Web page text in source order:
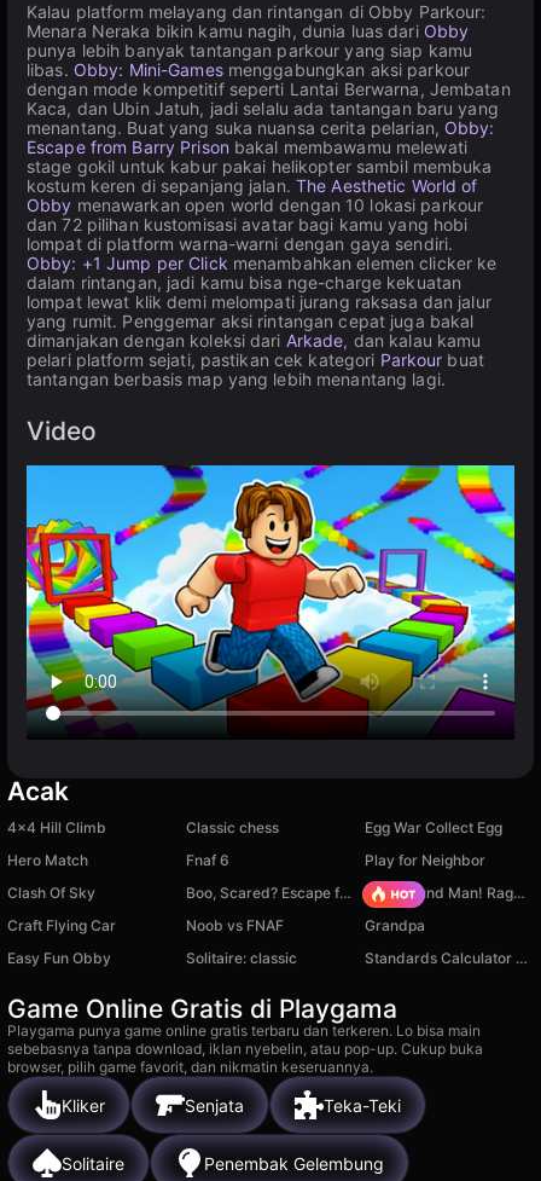
Kalau platform melayang dan rintangan di Obby Parkour:
Menara Neraka bikin kamu nagih, dunia luas dari Obby
punya lebih banyak tantangan parkour yang siap kamu
libas. Obby: Mini-Gamesmenggabungkan aksi parkour
dengan mode kompetitif seperti Lantai Berwarna, Jembatan
Kaca, dan Ubin Jatuh, jadi selalu ada tantangan baru yang
menantang. Buat yang suka nuansa cerita pelarian, Obby:
Escape from Barry Prison bakal membawamu melewati
stage gokil untuk kabur pakai helikopter sambil membuka
kostum keren di sepanjang jalan. The Aesthetic World of
Obby menawarkan open world dengan 10 lokasi parkour
dan 72 pilihan kustomisasi avatar bagi kamu yang hobi
lompat di platform warna-warni dengan gaya sendiri.
Obby: +1 Jump per Click menambahkan elemen clicker ke
dalam rintangan, jadi kamu bisa nge-charge kekuatan
lompat lewat klik demi melompati jurang raksasa dan jalur
yang rumit. Penggemar aksi rintangan cepat juga bakal
dimanjakan dengan koleksi dari Arkade, dan kalau kamu
pelari platform sejati, pastikan cek kategori Parkour buat
tantangan berbasis map yang lebih menantang lagi.
Video
Acak
4x4 Hill Climb Classic chess
Egg War Collect Egg
Hero Match
Fnaf 6
Play for Neighbor
Clash Of Sky
Boo, Scared? Escape from Backrooms
Playground Man! Ragdoll Show!
Craft Flying Car
Noob vs FNAF
Grandpa
Easy Fun Obby
Solitaire: classic Standards Calculator Quiz
Game Online Gratis di Playgama
Playgama punya game online gratis terbaru dan terkeren. Lo bisa main
sebebasnya tanpa download, iklan nyebelin, atau pop-up. Cukup buka
browser, pilih game favorit, dan nikmatin keseruannya.
Kliker Senjata Teka-Teki
Solitaire Penembak Gelembung